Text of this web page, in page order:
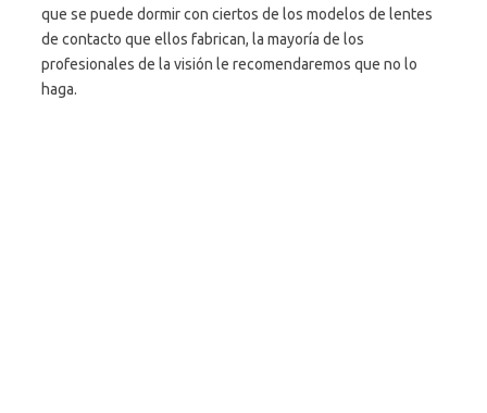
que se puede dormir con ciertos de los modelos de lentes
de contacto que ellos fabrican, la mayoría de los
profesionales de la visión le recomendaremos que no lo
haga.